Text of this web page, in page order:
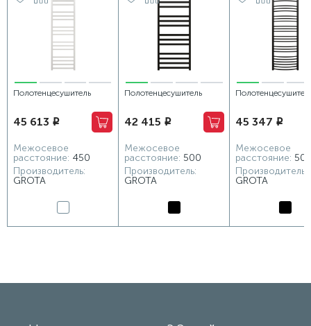
Полотенцесушитель
480x1500 белый
45 613 i
Межосевое
расстояние: 450
Производитель:
GROTA
Полотенцесушитель
530x1200 черный
42 415 i
Межосевое
расстояние: 500
Производитель:
GROTA
530x1500 черный
45 347 i
Межосевое
расстояние:
Производитель:
GROTA